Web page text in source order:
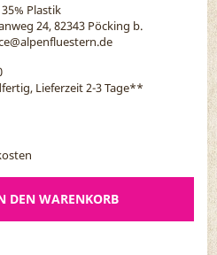
Plastik
24, 82343 Pöcking b.
Lieferzeit 2-3 Tage**
DEN WARENKORB